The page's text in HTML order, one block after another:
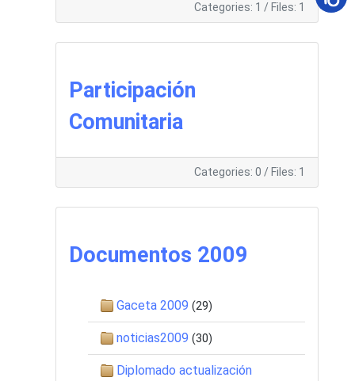
Categories: 1 / Files: 1
Participación
Comunitaria
Categories: 0 / Files: 1
Documentos 2009
Gaceta 2009 (29)
noticias2009 (30)
Diplomado actualización